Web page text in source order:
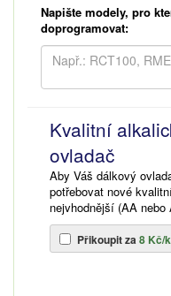
Napište modely, pro
doprogramovat:
Kvalitní
ovladač
Aby Váš dálkový
potřebovat nové
nejvhodnější (AA
Přikoupit za8 Kč/